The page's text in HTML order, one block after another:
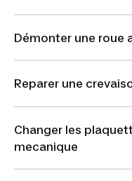
Démonter une roue
Reparer une
Changer les
mecanique